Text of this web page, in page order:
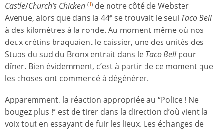
Castle/Church’s Chicken (1) de notre côté de Webster
Avenue, alors que dans la 44e se trouvait le seul Taco Bell
à des kilomètres à la ronde. Au moment même où nos
deux crétins braquaient le caissier, une des unités des
Stups du sud du Bronx entrait dans le Taco Bellpour
dîner. Bien évidemment, c’est à partir de ce moment que
les choses ont commencé à dégénérer.
Apparemment, la réaction appropriée au “Police ! Ne
bougez plus !” est de tirer dans la direction d’où vient la
voix tout en essayant de fuir les lieux. Les échanges de